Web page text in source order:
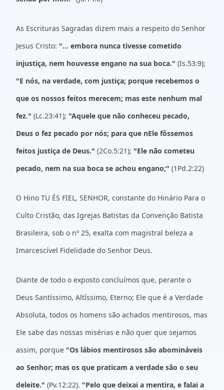
As Escrituras Sagradas dizem mais a respeito do Senhor
Jesus Cristo: "... embora nunca tivesse cometido
injustiça, nem houvesse engano na sua boca." (Is.53:9);
"E nós, na verdade, com justiça; porque recebemos o
que os nossos feitos merecem; mas este nenhum mal
fez." (Lc.23:41); "Aquele que não conheceu pecado,
Deus o fez pecado por nós; para que nEle fôssemos
feitos justiça de Deus." (2Co.5:21); "Ele não cometeu
pecado, nem na sua boca se achou engano;" (1Pd.2:22)
O Hino TU ÉS FIEL, SENHOR, constante do Hinário Para o
Culto Cristão, das Igrejas Batistas da Convenção Batista
Brasileira, sob o nº 25, exalta com magistral beleza a
Imarcescível Fidelidade do Senhor Deus.
Diante de todo o exposto concluímos que, perante o
Deus Santíssimo, Altíssimo, Eterno; Ele que é a Verdade
Absoluta, todos os homens são achados mentirosos, mas
Ele sabe das nossas misérias e não quer que sejamos
assim, porque "Os lábios mentirosos são abomináveis
ao Senhor; mas os que praticam a verdade são o seu
deleite." (Pv.12:22). "Pelo que deixai a mentira, e falai a